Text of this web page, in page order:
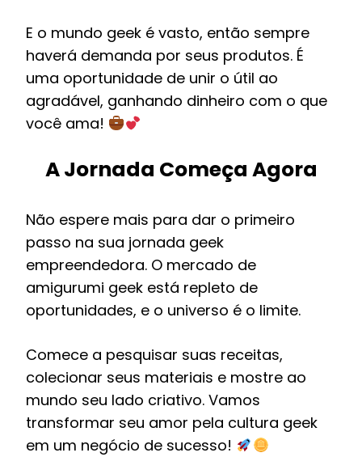
E o mundo geek é vasto, então sempre
haverá demanda por seus produtos. É
uma oportunidade de unir o útil ao
agradável, ganhando dinheiro com o que
você ama!
A Jornada Começa Agora
Não espere mais para dar o primeiro
passo na sua jornada geek
empreendedora. O mercado de
amigurumi geek está repleto de
oportunidades, e o universo é o limite.
Comece a pesquisar suas receitas,
colecionar seus materiais e mostre ao
mundo seu lado criativo. Vamos
transformar seu amor pela cultura geek
em um negócio de sucesso!